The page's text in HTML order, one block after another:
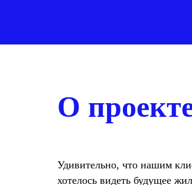
О
Удивительно, что нашим
хотелось видеть будущее